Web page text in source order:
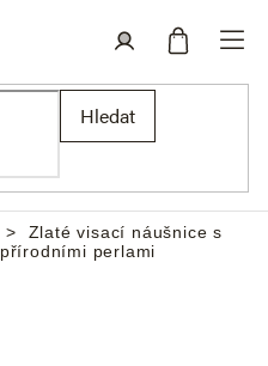
Hledat
Zlaté visací náušnice s
přírodními perlami